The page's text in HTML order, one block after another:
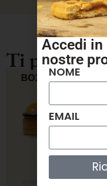
Ti potrebbe
Accedi
nostre
NOME
EMAIL